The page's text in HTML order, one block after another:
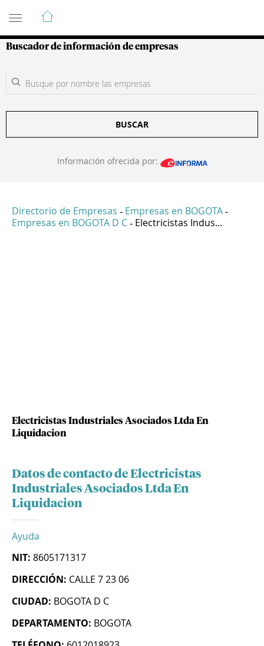
Guía de Empresas Colombianas
Buscador de información de empresas
BUSCAR
Información ofrecida por:
Directorio de Empresas - Empresas en BOGOTA -
Empresas en BOGOTA D C - Electricistas Indus...
Electricistas Industriales Asociados Ltda En
Liquidacion
Datos de contacto de Electricistas
Industriales Asociados Ltda En
Liquidacion
Ayuda
NIT: 8605171317
DIRECCIÓN: CALLE 7 23 06
CIUDAD: BOGOTA D C
DEPARTAMENTO: BOGOTA